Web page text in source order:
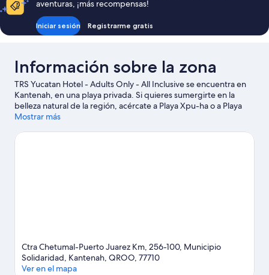
aventuras, ¡más recompensas!
Iniciar sesión Registrarme gratis
Información sobre la zona
TRS Yucatan Hotel - Adults Only - All Inclusive se encuentra en
Kantenah, en una playa privada. Si quieres sumergirte en la
belleza natural de la región, acércate a Playa Xpu-ha o a Playa
Akumal. No olvides visitar Parque Xel-Há: ¡te encantará!
zona, como submarinismo, esnórquel o excursiones en barco;
Mostrar más
Ctra Chetumal-Puerto Juarez Km, 256-100, Municipio
Solidaridad, Kantenah, QROO, 77710
Ver en el mapa